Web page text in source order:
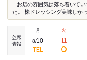
...お店の雰囲気は落ち着いて
た。 株ドレッシング美味しか
空席
情報
月
8/10
火
11